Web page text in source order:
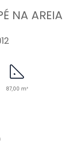
NA AREIA
87,00 m²